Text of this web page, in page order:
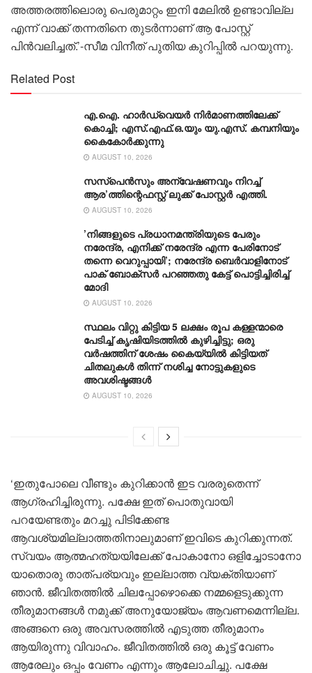
അത്തരത്തിലൊരു പെരുമാറ്റം ഇനി മേലില്‍ ഉണ്ടാവില്ല
എന്ന് വാക്ക് തന്നതിനെ തുടര്‍ന്നാണ് ആ പോസ്റ്റ്
പിന്‍വലിച്ചത്.’-സീമ വിനീത് പുതിയ കുറിപ്പില്‍ പറയുന്നു.
Related Post
എ.ഐ. ഹാർഡ്വെയർ നിർമാണത്തിലേക്ക്
കൊച്ചി; എസ്.എഫ്.ഒ.യും യു.എസ്. കമ്പനിയും
കൈകോർക്കുന്നു
AUGUST 10, 2026
സസ്പെൻസും അന്വേഷണവും നിറച്ച്
ആര’ത്തിന്റെഫസ്റ്റ് ലുക്ക് പോസ്റ്റർ എത്തി.
AUGUST 10, 2026
’നിങ്ങളുടെ പ്രധാനമന്ത്രിയുടെ പേരും
നരേന്ദ്ര, എനിക്ക് നരേന്ദ്ര എന്ന പേരിനോട്
തന്നെ വെറുപ്പായി’; നരേന്ദ്ര ബെർവാളിനോട്
പാക് ബോക്സർ പറഞ്ഞതു കേട്ട് പൊട്ടിച്ചിരിച്ച്
മോദി
AUGUST 10, 2026
സ്ഥലം വിറ്റു കിട്ടിയ 5 ലക്ഷം രൂപ കള്ളന്മാരെ
പേടിച്ച് കൃഷിയിടത്തിൽ കുഴിച്ചിട്ടു; ഒരു
വർഷത്തിന് ശേഷം കൈയ്യിൽ കിട്ടിയത്
ചിതലുകൾ തിന്ന് നശിച്ച നോട്ടുകളുടെ
അവശിഷ്ടങ്ങൾ
AUGUST 10, 2026
‘ഇതുപോലെ വീണ്ടും കുറിക്കാന്‍ ഇട വരരുതെന്ന്
ആഗ്രഹിച്ചിരുന്നു. പക്ഷേ ഇത് പൊതുവായി
പറയേണ്ടതും മറച്ചു പിടിക്കേണ്ട
ആവശ്യമില്ലാത്തതിനാലുമാണ് ഇവിടെ കുറിക്കുന്നത്.
സ്വയം ആത്മഹത്യയിലേക്ക് പോകാനോ ഒളിച്ചോടാനോ
യാതൊരു താത്പര്യവും ഇല്ലാത്ത വ്യക്തിയാണ്
ഞാന്‍. ജീവിതത്തില്‍ ചിലപ്പോഴൊക്കെ നമ്മളെടുക്കുന്ന
തീരുമാനങ്ങള്‍ നമുക്ക് അനുയോജ്യം ആവണമെന്നില്ല.
അങ്ങനെ ഒരു അവസരത്തില്‍ എടുത്ത തീരുമാനം
ആയിരുന്നു വിവാഹം. ജീവിതത്തില്‍ ഒരു കൂട്ട് വേണം
ആരേലും ഒപ്പം വേണം എന്നും ആലോചിച്ചു. പക്ഷേ